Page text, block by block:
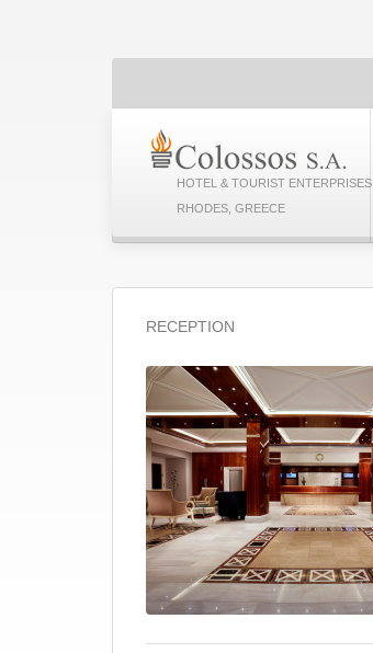
HOTEL & TOURIST ENTERPRISES
RHODES, GREECE
RECEPTION